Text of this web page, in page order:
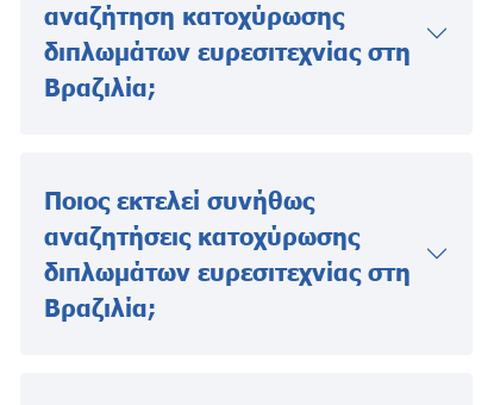
αναζήτηση κατοχύρωσης
διπλωμάτων ευρεσιτεχνίας στη
Βραζιλία;
Ποιος εκτελεί συνήθως
αναζητήσεις κατοχύρωσης
διπλωμάτων ευρεσιτεχνίας στη
Βραζιλία;